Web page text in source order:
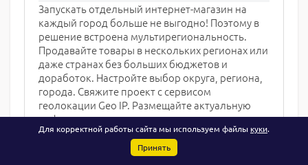
Запускать отдельный интернет-магазин на
каждый город больше не выгодно! Поэтому в
решение встроена мультирегиональность.
Продавайте товары в нескольких регионах или
даже странах без больших бюджетов и
доработок. Настройте выбор округа, региона,
города. Свяжите проект с сервисом
геолокации Geo IP. Размещайте актуальную
информацию для каждого региона: доступные
товары, контакты, акции, услуги, продукты,
баннеры, новости в личном кабинете.
Получайте трафик из разных городов,
Для корректной работы сайта мы используем файлы куки.
Принять